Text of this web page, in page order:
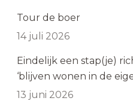
Tour de boer
14 juli 2026
Eindelijk een stap(je)
‘blijven wonen in de
13 juni 2026